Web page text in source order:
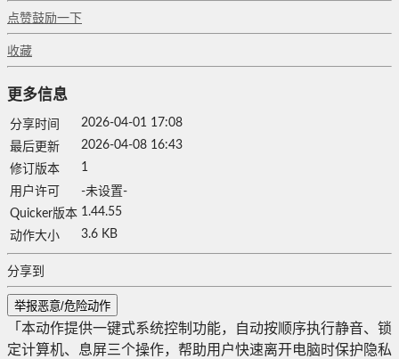
点赞鼓励一下
收藏
更多信息
分享时间
2026-04-01 17:08
最后更新
2026-04-08 16:43
修订版本
1
用户许可
-未设置-
Quicker版本 1.44.55
动作大小
3.6 KB
分享到
举报恶意/危险动作
「本动作提供一键式系统控制功能，自动按顺序执行静音、锁
定计算机、息屏三个操作，帮助用户快速离开电脑时保护隐私